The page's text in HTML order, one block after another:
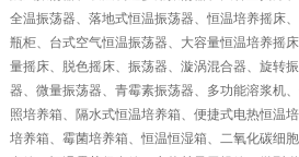
全温振荡器、落地式恒温振荡器、恒温培养摇床
瓶柜、台式空气恒温振荡器、大容量恒温培养摇
量摇床、脱色摇床、振荡器、漩涡混合器、旋转
器、微量振荡器、青霉素振荡器、多功能溶浆机
照培养箱、隔水式恒温培养箱、便捷式电热恒温
培养箱、霉菌培养箱、恒温恒湿箱、二氧化碳细